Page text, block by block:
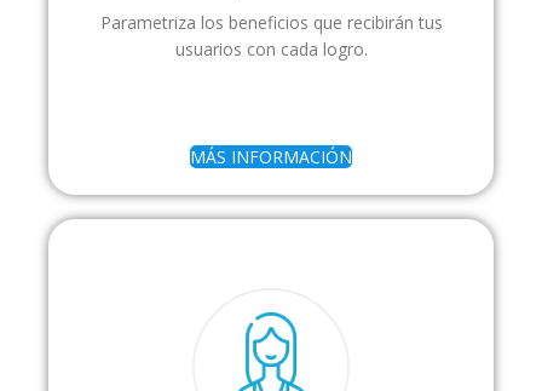
Parametriza los beneficios que recibirán tus
usuarios con cada logro.
MÁS INFORMACIÓN